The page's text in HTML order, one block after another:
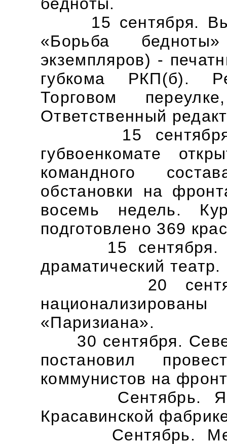
15 сентября.
«Борьба
экземпляров) -
губкома РКП(б).
Торговом
Ответственный
15 сентября. В
губвоенкомате
командного
обстановки на
восемь недель.
подготовлено 369
15 сентября. В
драматический театр.
20 сентября.
«Паризиана».
30 сентября.
постановил
коммунистов на
Сентябрь.
Красавинской
Сентябрь.